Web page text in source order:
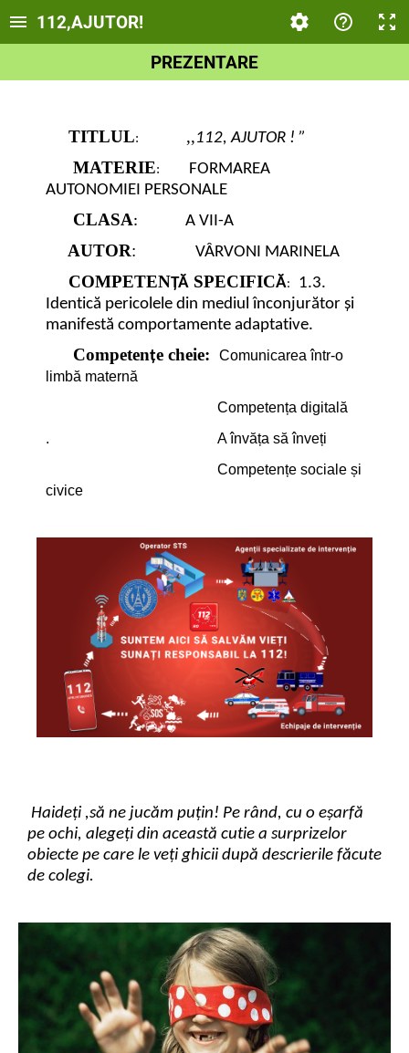
112,AJUTOR!
PREZENTARE
TITLUL: ,,112, AJUTOR ! ”
MATERIE: FORMAREA
AUTONOMIEI PERSONALE
CLASA: A VII-A
AUTOR: VÂRVONI MARINELA
COMPETENȚĂ SPECIFICĂ: 1.3.
Identică pericolele din mediul înconjurător și
manifestă comportamente adaptative.
Competențe cheie:
Comunicarea într-o
limbă maternă
Competența digitală
. A învăța să înveți
Competențe sociale și
civice
Haideți ,să ne jucăm puțin! Pe rând, cu o eșarfă
pe ochi, alegeți din această cutie a surprizelor
obiecte pe care le veți ghicii după descrierile făcute
de colegi.